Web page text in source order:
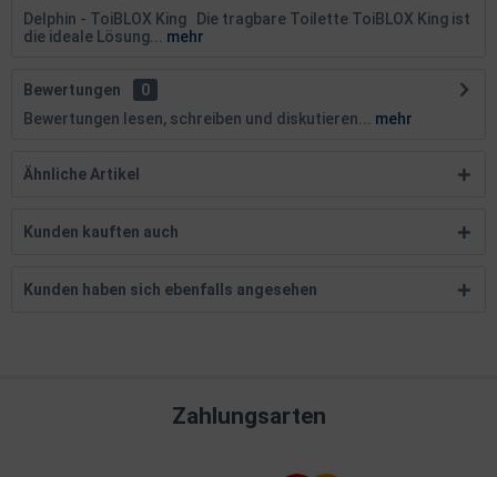
Delphin - ToiBLOX King Die tragbare Toilette ToiBLOX King ist
die ideale Lösung...
mehr
Bewertungen
0
Bewertungen lesen, schreiben und diskutieren...
mehr
Ähnliche Artikel
Kunden kauften auch
Kunden haben sich ebenfalls angesehen
Zahlungsarten